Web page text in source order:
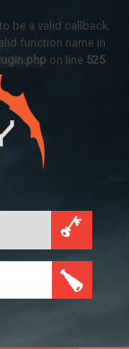
be a valid callback,
function name in
on line 525